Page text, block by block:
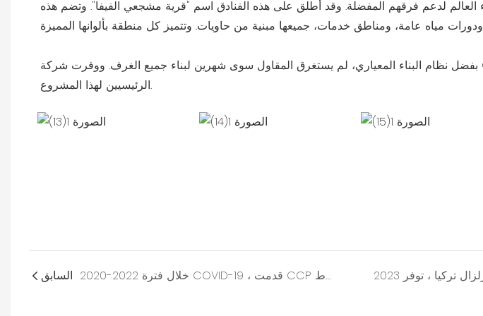
لدعم فرقهم المفضلة. وقد أُطلق على هذه الفنادق اسم "قرية مشجعي الفيفا". وتضم هذه
بفضل نظام البناء المعياري، لم يستغرق المقاول سوى شهرين لبناء جميع الغرف. ووفرت شركة CCP 3500 غرفة، كأحد الموردين
الرئيسيين لهذا المشروع.
السابق 2020-2022 خلال فترة COVID-19 ، قدمت CCP غرف الحاويات لمستشفيات المأوى المحلية ومشروع كابينة الحجر الصحي المفرط.